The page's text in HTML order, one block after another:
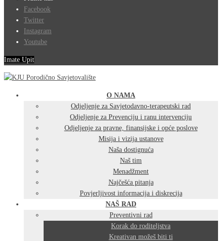
Facebook
Twitter
Instagram
Youtube
Imate Upit
O NAMA
Odjeljenje za Savjetodavno-terapeutski rad
Odjeljenje za Prevenciju i ranu intervenciju
Odjeljenje za pravne, finansijske i opće poslove
Misija i vizija ustanove
Naša dostignuća
Naš tim
Menadžment
Najčešća pitanja
Povjerljivost informacija i diskrecija
NAŠ RAD
Preventivni rad
Korak do roditeljstva
Kreativan možeš biti ti